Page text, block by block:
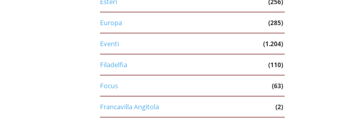
(256)
Europa (285)
Eventi (1.204)
Filadelfia (110)
Focus (63)
Francavilla Angitola (2)